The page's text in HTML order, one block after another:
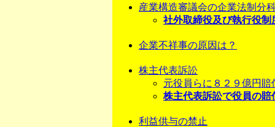
産業構造審議会の企業法制分
社外取締役及び執行役
企業不祥事の原因は？
株主代表訴訟
元役員らに８２９億円
株主代表訴訟で役員の
利益供与の禁止